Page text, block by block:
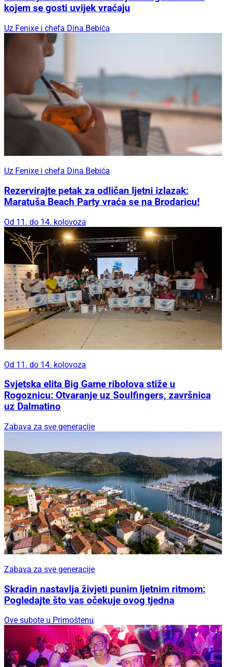
kojem se gosti uvijek vraćaju
Uz Fenixe i chefa Dina Bebića
Uz Fenixe i chefa Dina Bebića
Rezervirajte petak za odličan ljetni izlazak:
Maratuša Beach Party vraća se na Brodaricu!
Od 11. do 14. kolovoza
Od 11. do 14. kolovoza
Svjetska elita Big Game ribolova stiže u
Rogoznicu: Otvaranje uz Soulfingers, završnica
uz Dalmatino
Zabava za sve generacije
Zabava za sve generacije
Skradin nastavlja živjeti punim ljetnim ritmom:
Pogledajte što vas očekuje ovog tjedna
Ove subote u Primoštenu